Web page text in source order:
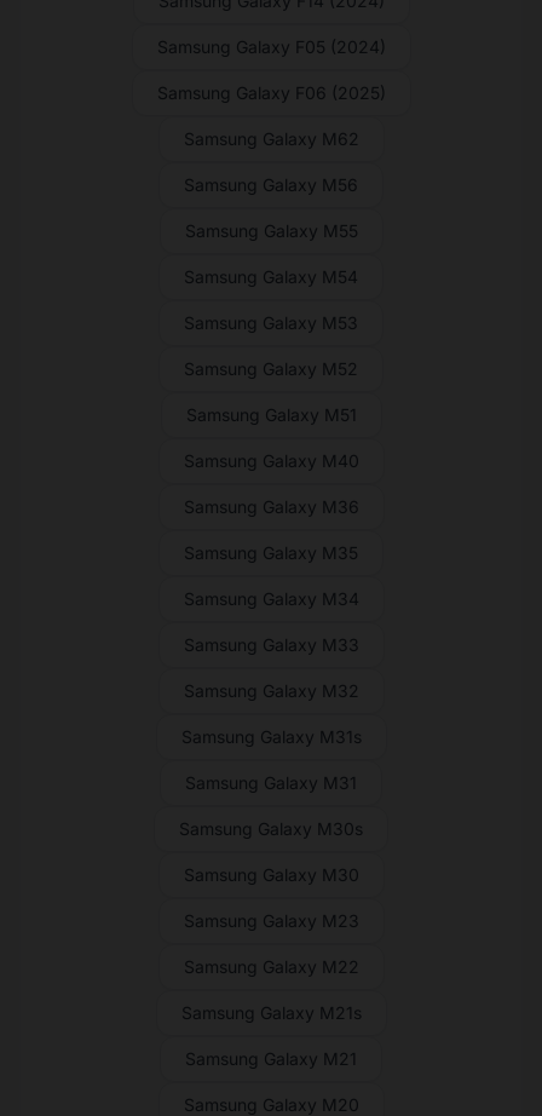
Samsung Galaxy F05 (2024)
Samsung Galaxy F06 (2025)
Samsung Galaxy M62
Samsung Galaxy M56
Samsung Galaxy M55
Samsung Galaxy M54
Samsung Galaxy M53
Samsung Galaxy M52
Samsung Galaxy M51
Samsung Galaxy M40
Samsung Galaxy M36
Samsung Galaxy M35
Samsung Galaxy M34
Samsung Galaxy M33
Samsung Galaxy M32
Samsung Galaxy M31s
Samsung Galaxy M31
Samsung Galaxy M30s
Samsung Galaxy M30
Samsung Galaxy M23
Samsung Galaxy M22
Samsung Galaxy M21s
Samsung Galaxy M21
Samsung Galaxy M20